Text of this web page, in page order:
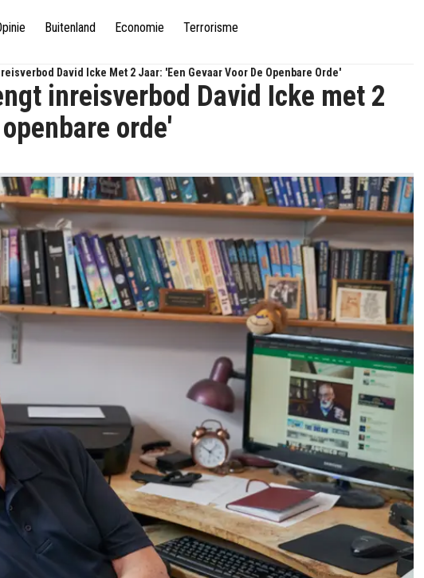
Buitenland Economie Terrorisme
David Icke Met 2 Jaar: 'Een Gevaar Voor De Openbare Orde'
inreisverbod David Icke met 2
orde'